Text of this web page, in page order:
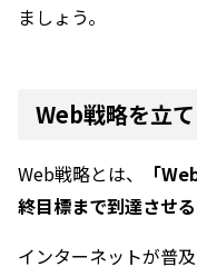
ましょう。
Web戦略を立
Web戦略とは、
「
終目標まで到達させ
インターネットが普